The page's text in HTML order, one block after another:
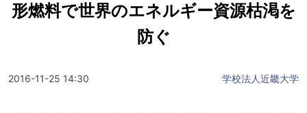
形燃料で世界のエネルギー資源枯渇を
防ぐ
2016-11-25 14:30 学校法人近畿大学